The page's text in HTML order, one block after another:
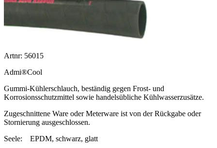
Artnr: 56015
Admi®Cool
Gummi-Kühlerschlauch, beständig gegen Frost- und
Korrosionsschutzmittel sowie handelsübliche Kühlwasserzusätze.
Zugeschnittene Ware oder Meterware ist von der Rückgabe oder
Stornierung ausgeschlossen.
Seele:
EPDM, schwarz, glatt